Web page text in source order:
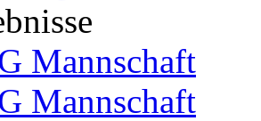
Mannschaft
Mannschaft